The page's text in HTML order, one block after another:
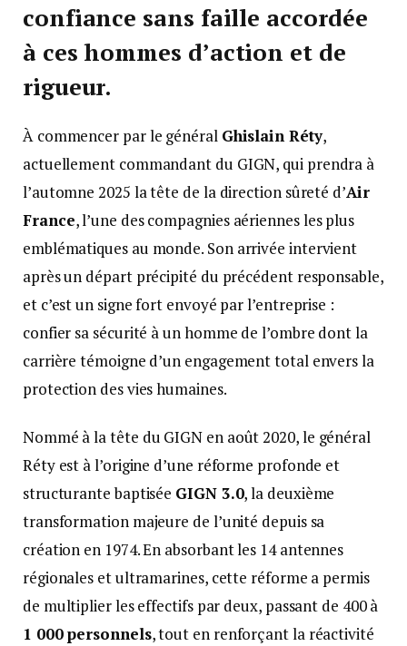
confiance sans faille accordée
à ces hommes d’action et de
rigueur.
À commencer par le général Ghislain Réty,
actuellement commandant du GIGN, qui prendra à
l’automne 2025 la tête de la direction sûreté d’Air
France, l’une des compagnies aériennes les plus
emblématiques au monde. Son arrivée intervient
après un départ précipité du précédent responsable,
et c’est un signe fort envoyé par l’entreprise :
confier sa sécurité à un homme de l’ombre dont la
carrière témoigne d’un engagement total envers la
protection des vies humaines.
Nommé à la tête du GIGN en août 2020, le général
Réty est à l’origine d’une réforme profonde et
structurante baptisée GIGN 3.0, la deuxième
transformation majeure de l’unité depuis sa
création en 1974. En absorbant les 14 antennes
régionales et ultramarines, cette réforme a permis
de multiplier les effectifs par deux, passant de 400 à
1 000 personnels, tout en renforçant la réactivité